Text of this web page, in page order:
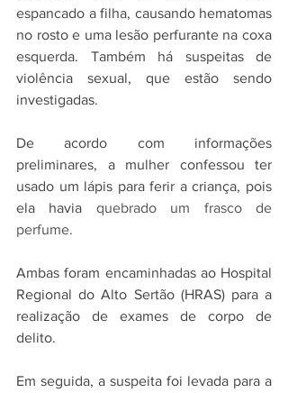
espancado a filha, causando hematomas
no rosto e uma lesão perfurante na coxa
esquerda. Também há suspeitas de
violência sexual, que estão sendo
investigadas.
De acordo com informações
preliminares, a mulher confessou ter
usado um lápis para ferir a criança, pois
ela havia quebrado um frasco de
perfume.
Ambas foram encaminhadas ao Hospital
Regional do Alto Sertão (HRAS) para a
realização de exames de corpo de
delito.
Em seguida, a suspeita foi levada para a